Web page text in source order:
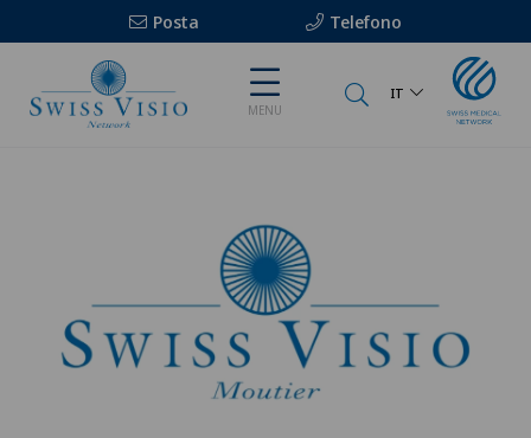
Posta Telefono
MENU
IT